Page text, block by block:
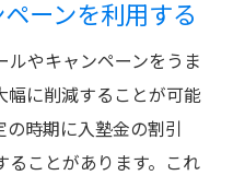
ーンを利用する
ルやキャンペーンをうま
幅に削減することが可能
時期に入塾金の割引
ることがあります。これ